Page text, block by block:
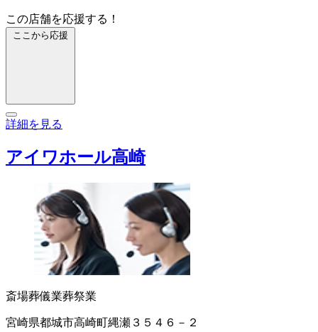
この店舗を応援する！
ここから応援
詳細を見る
アイワホール高崎
斎場葬儀業葬祭業
宮崎県都城市高崎町縄瀬３５４６－２